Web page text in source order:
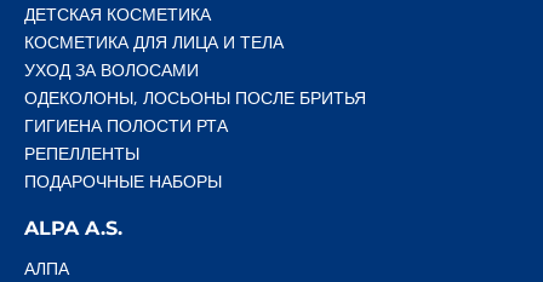
ДЕТСКАЯ КОСМЕТИКА
КОСМЕТИКА ДЛЯ ЛИЦА И ТЕЛА
УХОД ЗА ВОЛОСАМИ
ОДЕКОЛОНЫ, ЛОСЬОНЫ ПОСЛЕ БРИТЬЯ
ГИГИЕНА ПОЛОСТИ РТА
РЕПЕЛЛЕНТЫ
ПОДАРОЧНЫЕ НАБОРЫ
ALPA A.S.
АЛПА